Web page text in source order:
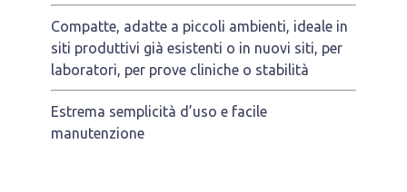
Compatte, adatte a piccoli ambienti, ideale in
siti produttivi già esistenti o in nuovi siti, per
laboratori, per prove cliniche o stabilità
Estrema semplicità d’uso e facile
manutenzione